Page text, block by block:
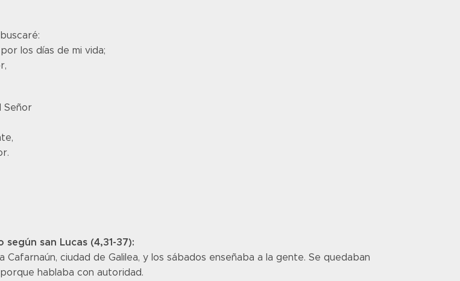
los días de mi vida;
Señor
san Lucas (4,31-37):
Cafarnaún, ciudad de Galilea, y los sábados enseñaba a la gente. Se quedaban
hablaba con autoridad.